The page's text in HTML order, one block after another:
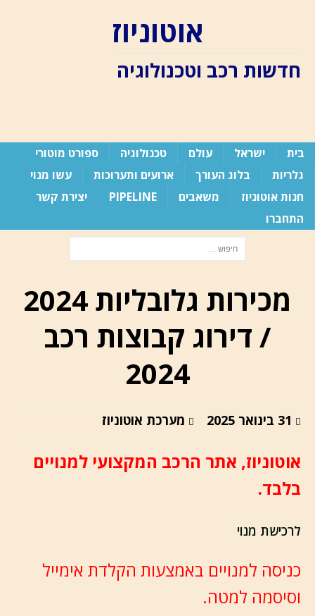
אוטוניוז
חדשות רכב וטכנולוגיה
בית ישראל עולם טכנולוגיה
ספורט מוטורי
גלריות
בלוג העורך ארועים ותערוכות
עשו מנוי
חנות אוטוניוז
משאבים PIPELINE
יצירת קשר
התחברו
מכירות גלובליות 2024
/ דירוג קבוצות רכב
2024
31 בינואר 2025 מערכת אוטוניוז
אוטוניוז, אתר הרכב המקצועי למנויים
בלבד.
לרכישת מנוי
כניסה למנויים באמצעות הקלדת אימייל
וסיסמה למטה.